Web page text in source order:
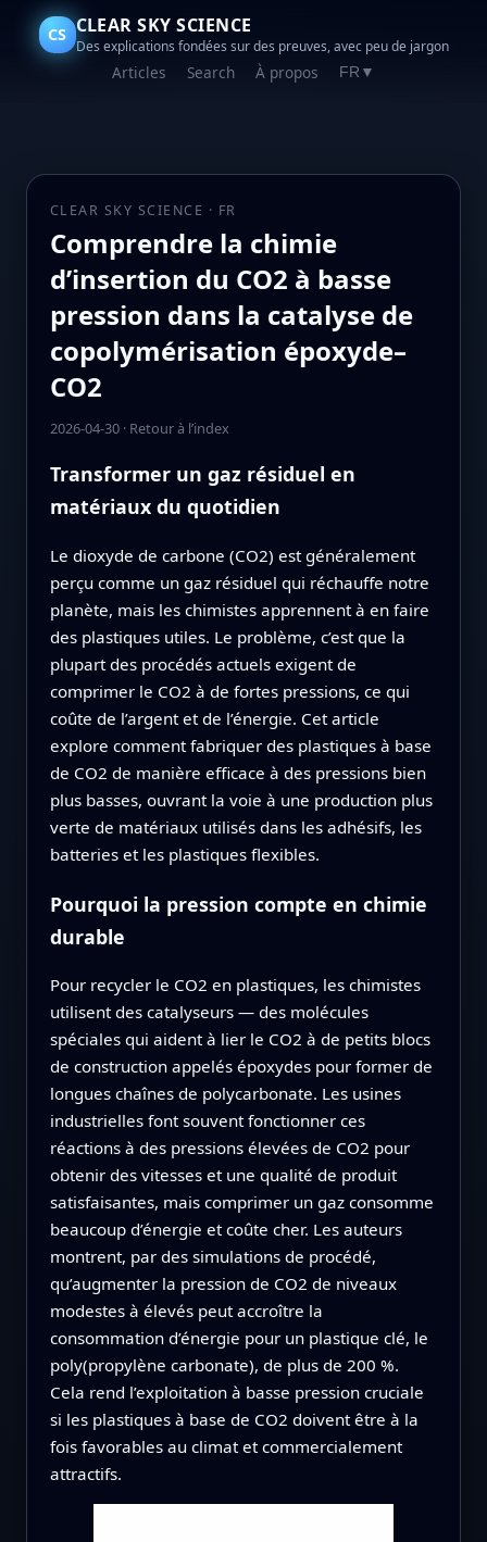
CS CLEAR SKY SCIENCE
Des explications fondées sur des preuves, avec peu de jargon
Articles Search À propos FR ▼
CLEAR SKY SCIENCE · FR
Comprendre la chimie
d’insertion du CO2 à basse
pression dans la catalyse de
copolymérisation époxyde–
CO2
2026-04-30· Retour à l’index
Transformer un gaz résiduel en
matériaux du quotidien
Le dioxyde de carbone (CO2) est généralement
perçu comme un gaz résiduel qui réchauffe notre
planète, mais les chimistes apprennent à en faire
des plastiques utiles. Le problème, c’est que la
plupart des procédés actuels exigent de
comprimer le CO2 à de fortes pressions, ce qui
coûte de l’argent et de l’énergie. Cet article
explore comment fabriquer des plastiques à base
de CO2 de manière efficace à des pressions bien
plus basses, ouvrant la voie à une production plus
verte de matériaux utilisés dans les adhésifs, les
batteries et les plastiques flexibles.
Pourquoi la pression compte en chimie
durable
Pour recycler le CO2 en plastiques, les chimistes
utilisent des catalyseurs — des molécules
spéciales qui aident à lier le CO2 à de petits blocs
de construction appelés époxydes pour former de
longues chaînes de polycarbonate. Les usines
industrielles font souvent fonctionner ces
réactions à des pressions élevées de CO2 pour
obtenir des vitesses et une qualité de produit
satisfaisantes, mais comprimer un gaz consomme
beaucoup d’énergie et coûte cher. Les auteurs
montrent, par des simulations de procédé,
qu’augmenter la pression de CO2 de niveaux
modestes à élevés peut accroître la
consommation d’énergie pour un plastique clé, le
poly(propylène carbonate), de plus de 200 %.
Cela rend l’exploitation à basse pression cruciale
si les plastiques à base de CO2 doivent être à la
fois favorables au climat et commercialement
attractifs.